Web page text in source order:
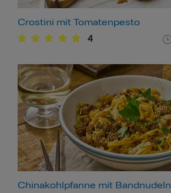
Crostini mit Tomatenpesto
4
Chinakohlpfanne mit Bandnudeln